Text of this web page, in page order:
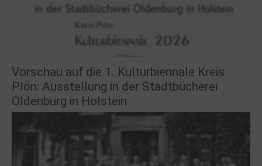
Vorschau auf die 1. Kulturbiennale Kreis
Plön: Ausstellung in der Stadtbücherei
Oldenburg in Holstein